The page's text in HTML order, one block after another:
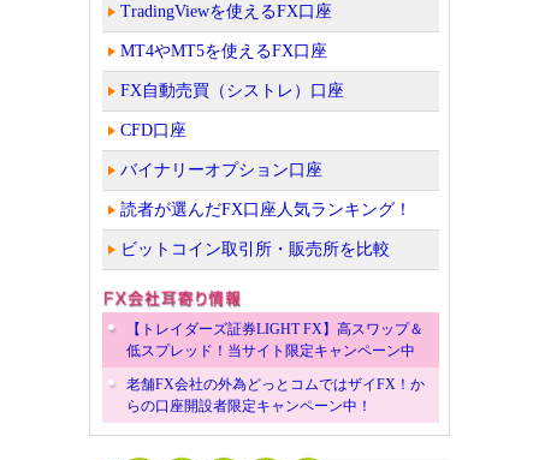
TradingViewを使えるFX口座
MT4やMT5を使えるFX口座
FX自動売買（シストレ）口座
CFD口座
バイナリーオプション口座
読者が選んだFX口座人気ランキング！
ビットコイン取引所・販売所を比較
【トレイダーズ証券LIGHT FX】高スワップ＆
低スプレッド！当サイト限定キャンペーン中
老舗FX会社の外為どっとコムではザイFX！か
らの口座開設者限定キャンペーン中！